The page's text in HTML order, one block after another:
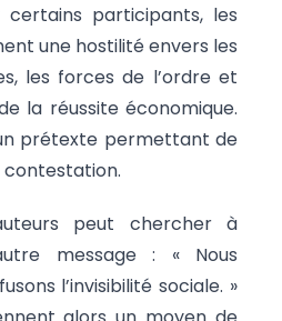
certains participants, les
une hostilité envers les
les forces de l’ordre et
la réussite économique.
prétexte permettant de
peut chercher à
message : « Nous
l’invisibilité sociale. »